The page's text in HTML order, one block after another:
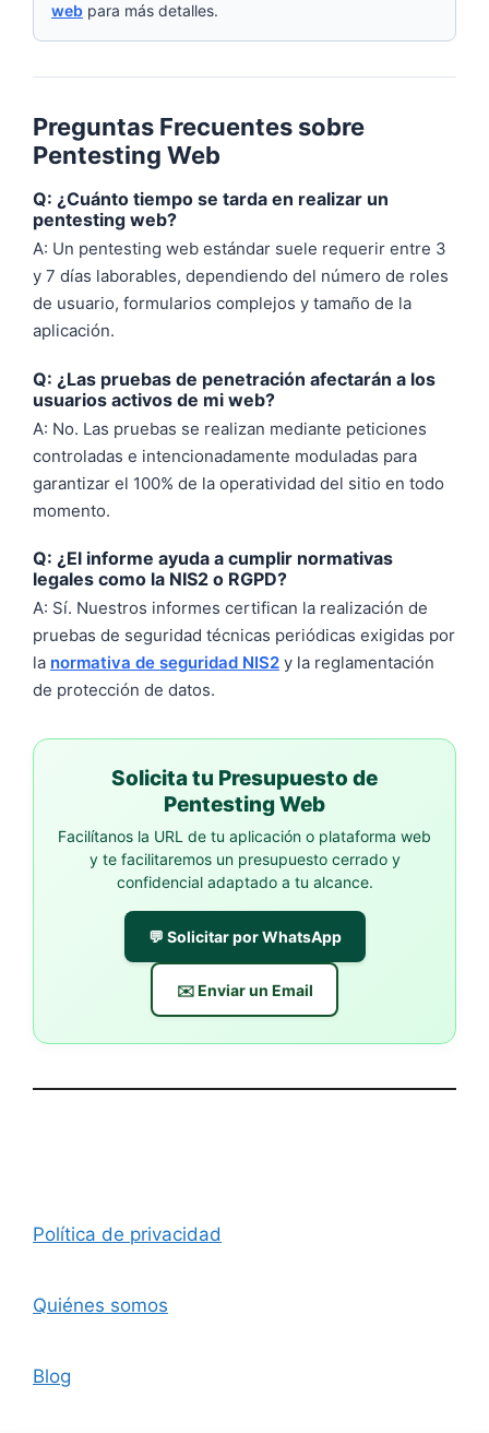
web para más detalles.
Preguntas Frecuentes sobre
Pentesting Web
Q: ¿Cuánto tiempo se tarda en realizar un
pentesting web?
A: Un pentesting web estándar suele requerir entre 3
y 7 días laborables, dependiendo del número de roles
de usuario, formularios complejos y tamaño de la
aplicación.
Q: ¿Las pruebas de penetración afectarán a los
usuarios activos de mi web?
A: No. Las pruebas se realizan mediante peticiones
controladas e intencionadamente moduladas para
garantizar el 100% de la operatividad del sitio en todo
momento.
Q: ¿El informe ayuda a cumplir normativas
legales como la NIS2 o RGPD?
A: Sí. Nuestros informes certifican la realización de
pruebas de seguridad técnicas periódicas exigidas por
la normativa de seguridad NIS2 y la reglamentación
de protección de datos.
Solicita tu Presupuesto de
Pentesting Web
Facilítanos la URL de tu aplicación o plataforma web
y te facilitaremos un presupuesto cerrado y
confidencial adaptado a tu alcance.
💬 Solicitar por WhatsApp
✉️ Enviar un Email
Política de privacidad
Quiénes somos
Blog